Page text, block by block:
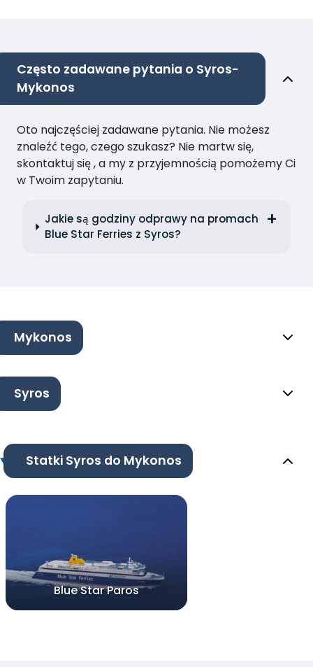
Często zadawane pytania o Syros-
Mykonos
Oto najczęściej zadawane pytania. Nie możesz
znaleźć tego, czego szukasz? Nie martw się,
skontaktuj się , a my z przyjemnością pomożemy Ci
w Twoim zapytaniu.
Jakie są godziny odprawy na promach
Blue Star Ferries z Syros?
Mykonos
Syros
Statki Syros do Mykonos
Blue Star Paros